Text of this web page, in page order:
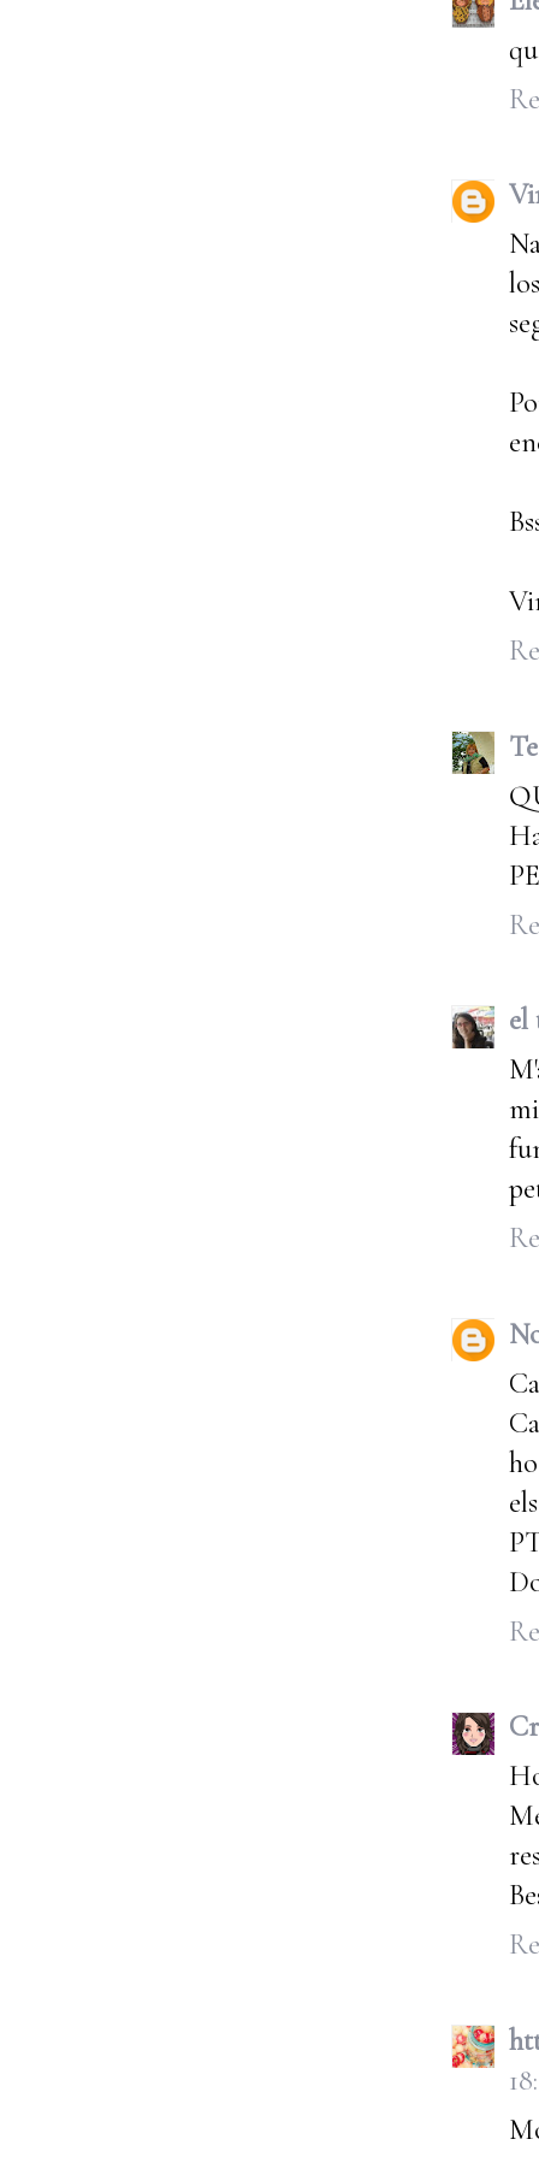
el